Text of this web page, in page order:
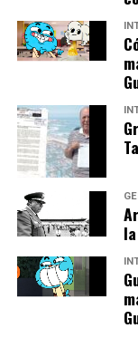
analista
“El
evitar
minuto,
contra
estará
Por otro lado, el